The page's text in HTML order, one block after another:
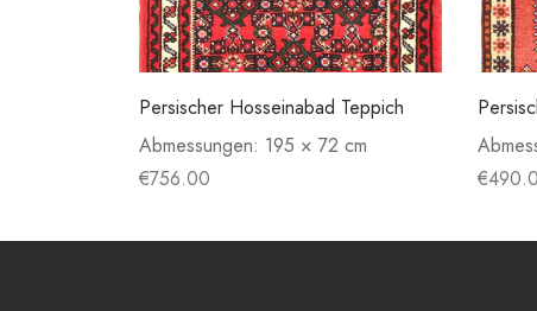
Persischer Hosseinabad Teppich
Abmessungen: 195 × 72 cm
€756.00
€